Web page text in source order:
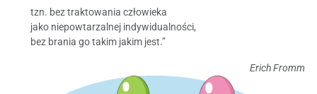
tzn. bez traktowania człowieka
jako niepowtarzalnej indywidualności,
bez brania go takim jakim jest.”
Erich Fromm